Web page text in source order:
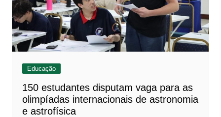
Educação
150 estudantes disputam vaga para as
olimpíadas internacionais de astronomia
e astrofísica